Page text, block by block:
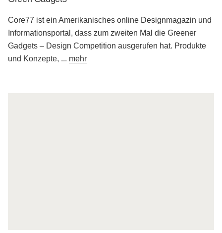
Core77 ist ein Amerikanisches online Designmagazin und
Informationsportal, dass zum zweiten Mal die Greener
Gadgets – Design Competition ausgerufen hat. Produkte
und Konzepte, ... mehr